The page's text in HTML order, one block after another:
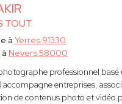
TOUT
à Yerres 91330
Nevers 58000
professionnel basé
accompagne entreprises,
de contenus photo et vidéo